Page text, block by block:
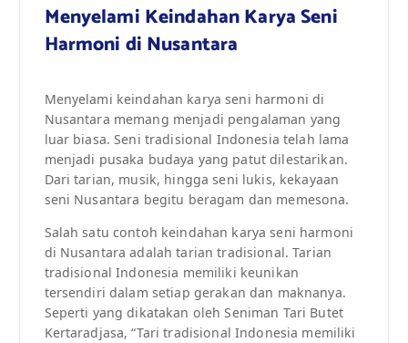
Menyelami Keindahan Karya Seni
Harmoni di Nusantara
Menyelami keindahan karya seni harmoni di
Nusantara memang menjadi pengalaman yang
luar biasa. Seni tradisional Indonesia telah lama
menjadi pusaka budaya yang patut dilestarikan.
Dari tarian, musik, hingga seni lukis, kekayaan
seni Nusantara begitu beragam dan memesona.
Salah satu contoh keindahan karya seni harmoni
di Nusantara adalah tarian tradisional. Tarian
tradisional Indonesia memiliki keunikan
tersendiri dalam setiap gerakan dan maknanya.
Seperti yang dikatakan oleh Seniman Tari Butet
Kertaradjasa, “Tari tradisional Indonesia memiliki